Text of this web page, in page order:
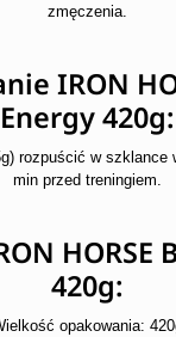
zmęczenia.
IRON
Energy 420g:
rozpuścić w szklance
min przed treningiem.
HORSE
420g:
opakowania: